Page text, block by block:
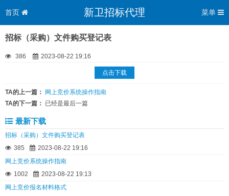
首页 新卫招标代理 菜单
招标（采购）文件购买登记表
386 2023-08-22 19:16
点击下载
TA的上一篇：
网上竞价系统操作指南
TA的下一篇： 已经是最后一篇
最新下载
招标（采购）文件购买登记表
385
2023-08-22 19:16
网上竞价系统操作指南
1002
2023-08-22 19:13
网上竞价报名材料格式